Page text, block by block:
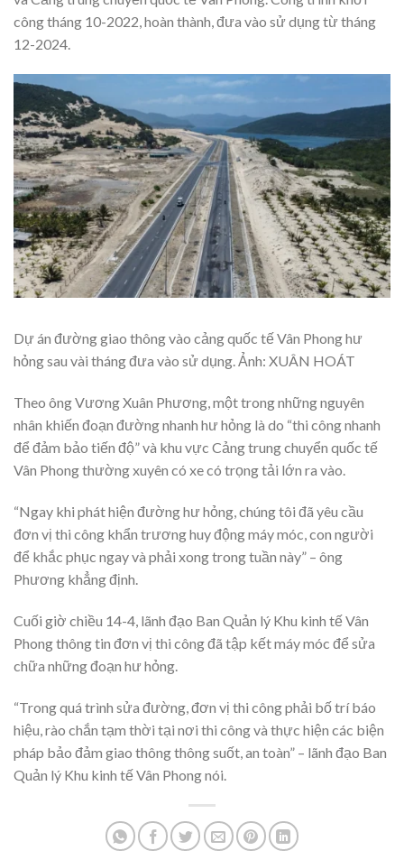
công tháng 10-2022, hoàn thành, đưa vào sử dụng từ tháng
12-2024.
Dự án đường giao thông vào cảng quốc tế Vân Phong hư
hỏng sau vài tháng đưa vào sử dụng. Ảnh: XUÂN HOÁT
Theo ông Vương Xuân Phương, một trong những nguyên
nhân khiến đoạn đường nhanh hư hỏng là do “thi công nhanh
để đảm bảo tiến độ” và khu vực Cảng trung chuyển quốc tế
Vân Phong thường xuyên có xe có trọng tải lớn ra vào.
“Ngay khi phát hiện đường hư hỏng, chúng tôi đã yêu cầu
đơn vị thi công khẩn trương huy động máy móc, con người
để khắc phục ngay và phải xong trong tuần này” – ông
Phương khẳng định.
Cuối giờ chiều 14-4, lãnh đạo Ban Quản lý Khu kinh tế Vân
Phong thông tin đơn vị thi công đã tập kết máy móc để sửa
chữa những đoạn hư hỏng.
“Trong quá trình sửa đường, đơn vị thi công phải bố trí báo
hiệu, rào chắn tạm thời tại nơi thi công và thực hiện các biện
pháp bảo đảm giao thông thông suốt, an toàn” – lãnh đạo Ban
Quản lý Khu kinh tế Vân Phong nói.